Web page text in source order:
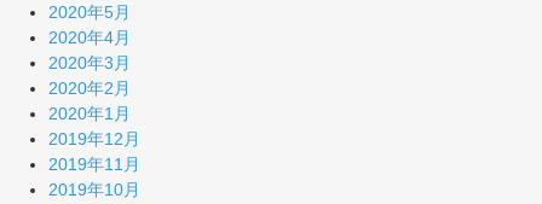
2020年5月
2020年4月
2020年3月
2020年2月
2020年1月
2019年12月
2019年11月
2019年10月